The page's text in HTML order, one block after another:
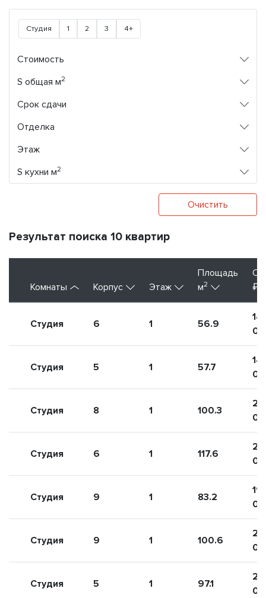
Студия 1 2 3 4+
Стоимость
S общая м2
Срок сдачи
Отделка
Этаж
S кухни м2
Очистить
Результат поиска 10 квартир
Комнаты Корпус Этаж
Площадь
м2
₽
Студия 6 1 56.9
14
Студия 5 1 57.7
14
Студия 8 1 100.3
Студия 6 1 117.6
Студия 9 1 83.2
19
Студия 9 1 100.6
Студия 5 1 97.1
21